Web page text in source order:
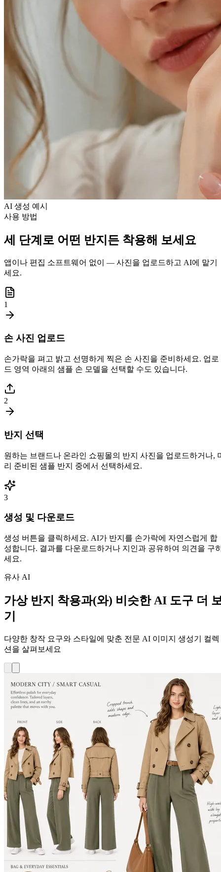
AI 생성 예시
사용 방법
세 단계로 어떤 반지든 착용해 보세요
앱이나 편집 소프트웨어 없이 — 사진을 업로드하고 AI에 맡기
세요.
1
손 사진 업로드
손가락을 펴고 밝고 선명하게 찍은 손 사진을 준비하세요. 업로
드 영역 아래의 샘플 손 모델을 선택할 수도 있습니다.
2
반지 선택
원하는 브랜드나 온라인 쇼핑몰의 반지 사진을 업로드하거나,
리 준비된 샘플 반지 중에서 선택하세요.
3
생성 및 다운로드
생성 버튼을 클릭하세요. AI가 반지를 손가락에 자연스럽게 합
성합니다. 결과를 다운로드하거나 지인과 공유하여 의견을 구
세요.
유사 AI
가상 반지 착용과(와) 비슷한 AI 도구 더
기
다양한 창작 요구와 스타일에 맞춘 전문 AI 이미지 생성기 컬렉
션을 살펴보세요